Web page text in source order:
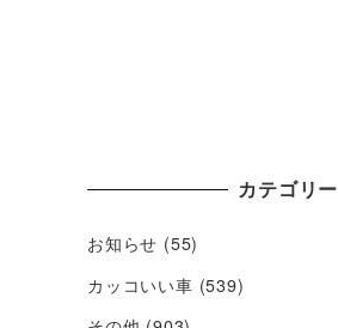
カテゴリー
お知らせ (55)
カッコいい車 (539)